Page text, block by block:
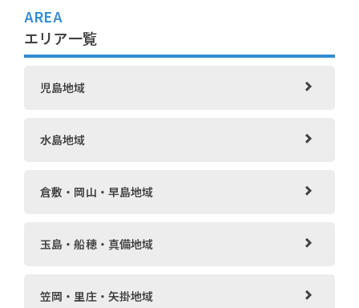
AREA
エリア一覧
児島地域
水島地域
倉敷・岡山・早島地域
玉島・船穂・真備地域
笠岡・里庄・矢掛地域